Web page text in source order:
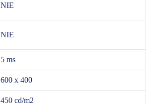
NIE
NIE
5 ms
600 x 400
450 cd/m2